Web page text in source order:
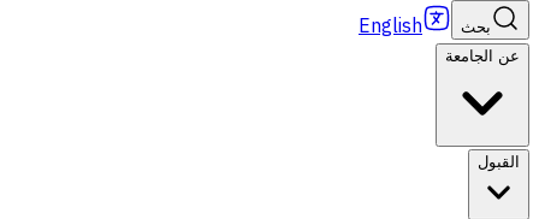
بحث English
عن الجامعة
القبول